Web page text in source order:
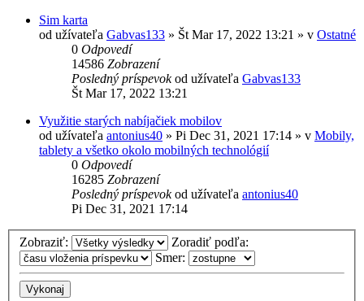
Sim karta
od užívateľa Gabvas133 » Št Mar 17, 2022 13:21 » v Ostatné
0 Odpovedí
14586 Zobrazení
Posledný príspevokod užívateľa Gabvas133
Št Mar 17, 2022 13:21
Využitie starých nabíjačiek mobilov
od užívateľa antonius40 » Pi Dec 31, 2021 17:14 » v Mobily,
tablety a všetko okolo mobilných technológií
0 Odpovedí
16285 Zobrazení
Posledný príspevokod užívateľa antonius40
Pi Dec 31, 2021 17:14
Zobraziť:
Zoradiť podľa:
Smer: